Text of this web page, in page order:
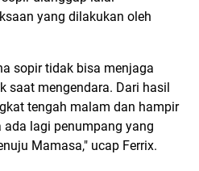
yang dilakukan oleh
sopir tidak bisa menjaga
saat mengendara. Dari hasil
tengah malam dan hampir
lagi penumpang yang
Mamasa," ucap Ferrix.